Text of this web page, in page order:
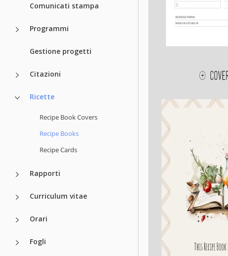
Comunicati stampa
Programmi
Gestione progetti
Citazioni
Ricette
Recipe Book Covers
Recipe Books
Recipe Cards
Rapporti
Curriculum vitae
Orari
Fogli